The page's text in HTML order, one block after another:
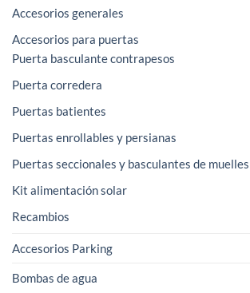
Accesorios generales
Accesorios para puertas
Puerta basculante contrapesos
Puerta corredera
Puertas batientes
Puertas enrollables y persianas
Puertas seccionales y basculantes de muelles
Kit alimentación solar
Recambios
Accesorios Parking
Bombas de agua